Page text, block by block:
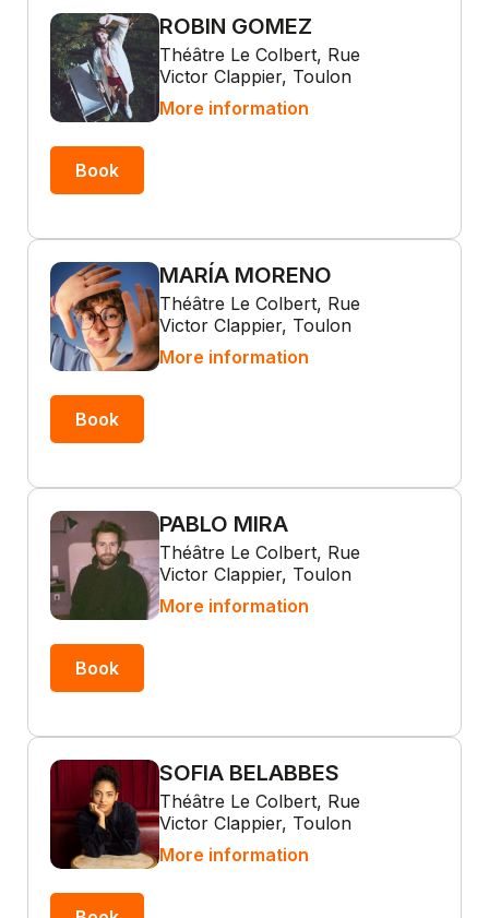
ROBIN GOMEZ
Théâtre Le Colbert, Rue
Victor Clappier, Toulon
More information
Book
MARÍA MORENO
Théâtre Le Colbert, Rue
Victor Clappier, Toulon
More information
Book
PABLO MIRA
Théâtre Le Colbert, Rue
Victor Clappier, Toulon
More information
Book
SOFIA BELABBES
Théâtre Le Colbert, Rue
Victor Clappier, Toulon
More information